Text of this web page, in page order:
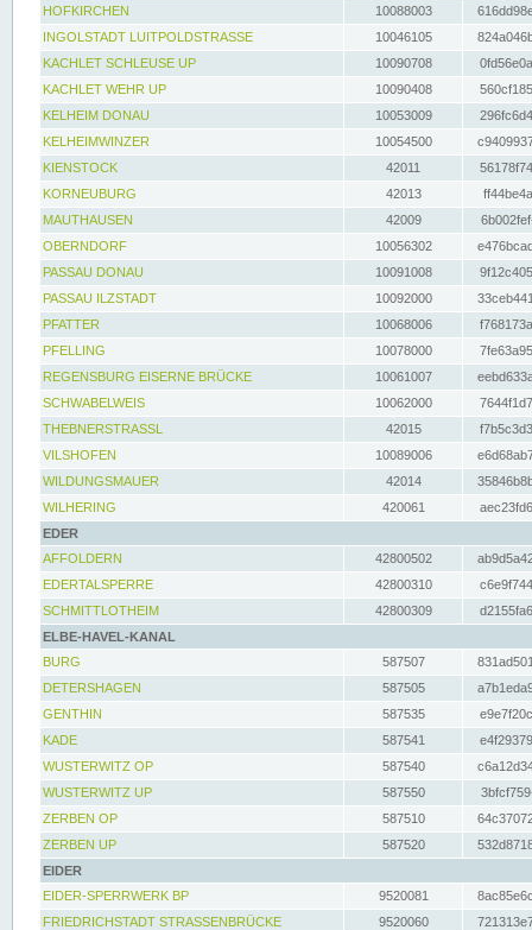
HOFKIRCHEN
10088003
INGOLSTADT LUITPOLDSTRASSE
10046105
KACHLET SCHLEUSE UP
10090708
KACHLET WEHR UP
10090408
KELHEIM DONAU
10053009
KELHEIMWINZER
10054500
KIENSTOCK
42011
KORNEUBURG
42013
MAUTHAUSEN
42009
OBERNDORF
10056302
PASSAU DONAU
10091008
PASSAU ILZSTADT
10092000
PFATTER
10068006
PFELLING
10078000
REGENSBURG EISERNE BRÜCKE
10061007
SCHWABELWEIS
10062000
THEBNERSTRASSL
42015
VILSHOFEN
10089006
WILDUNGSMAUER
42014
WILHERING
420061
EDER
AFFOLDERN
42800502
EDERTALSPERRE
42800310
SCHMITTLOTHEIM
42800309
ELBE-HAVEL-KANAL
BURG
587507
DETERSHAGEN
587505
GENTHIN
587535
KADE
587541
WUSTERWITZ OP
587540
WUSTERWITZ UP
587550
ZERBEN OP
587510
ZERBEN UP
587520
EIDER
EIDER-SPERRWERK BP
9520081
FRIEDRICHSTADT STRASSENBRÜCKE
9520060